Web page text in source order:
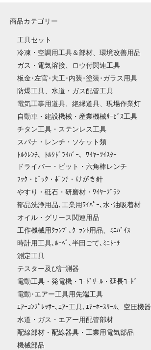
商品カテゴリー
工具セット
冷凍・空調用工具＆部材、環境改善用品
ガス・電気溶接、ロウ付関連工具
板金･左官･大工･内装･塗装･ガラス用具
防爆工具、水道・ガス配管工具
電気工事用道具、絶縁道具、現場作業灯
自動車・建設機械・産業機械ｻｰﾋﾞｽ工具
チタン工具・ステンレス工具
スパナ・レンチ・ソケット類
ﾄﾙｸﾚﾝﾁ、ﾄﾙｸﾄﾞﾗｲﾊﾞｰ、ﾜｲﾔｰﾂｲｽﾀｰ
ドライバー・ビット・六角棒レンチ
ﾌｯｸ・ﾋﾟｯｸ・ﾎﾟﾝﾁ・けがき針
やすり・砥石・研磨材・ﾜｲﾔｰﾌﾞﾗｼ
部品洗浄用品､工業用ﾜｲﾊﾟｰ､水･油吸着材
オイル・グリース関連用品
工作機械用ｸﾗﾝﾌﾟ､ｸｰﾗﾝﾄ用品、ﾐﾆﾊﾞｲｽ
時計用工具､ﾙｰﾍﾟ､半田ごて､ﾐﾆﾄｰﾁ
測定工具
テスター及び計測器
電動工具・発電機・ｺｰﾄﾞﾘｰﾙ・延長ｺｰﾄﾞ
電動･エアー工具用先端工具
ｴｱｰｺﾝﾌﾟﾚｯｻｰ､ｴｱｰ工具､ｴｱｰﾎｰｽﾘｰﾙ、空圧機器
水道・ガス・エアー用配管部材
配線部材・配線器具・工業用電気部品
機械部品